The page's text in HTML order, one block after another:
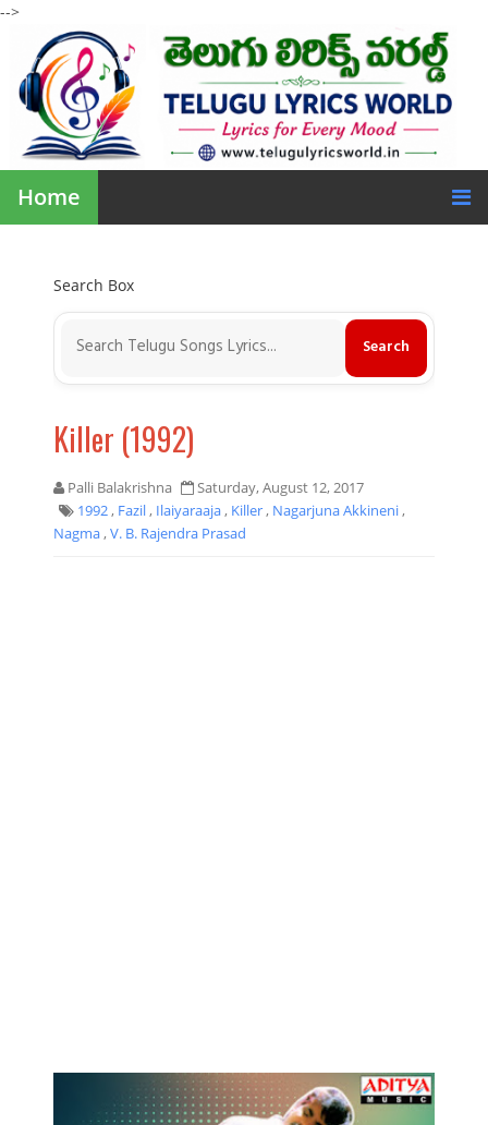
-->
Home
Search Box
Killer (1992)
Palli Balakrishna
Saturday, August 12, 2017
1992, Fazil, Ilaiyaraaja, Killer, Nagarjuna Akkineni,
Nagma,V. B. Rajendra Prasad